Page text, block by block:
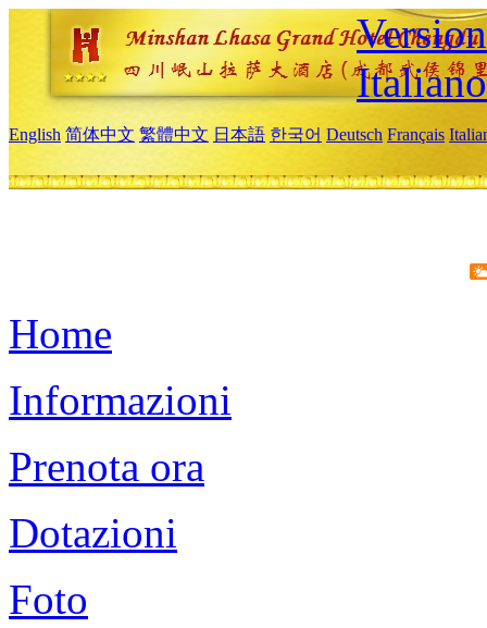
Italiano
English 简体中文 繁體中文 日本語 한국어 Deutsch Français
Home
Informazioni
Prenota ora
Dotazioni
Foto